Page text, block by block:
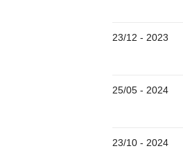
23/12 - 2023
25/05 - 2024
23/10 - 2024